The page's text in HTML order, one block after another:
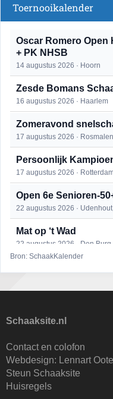
Toernooikalender
Oscar Romero Open
+ PK NHSB
14 augustus 2026 · Hoorn
Zesde Bomans
16 augustus 2026 · Haarlem
Zomeravond
17 augustus 2026 · Rosmalen
Persoonlijk
17 augustus 2026 ·
Open 6e Senioren-
22 augustus 2026 ·
Mat op ‘t Wad
22 augustus 2026 · Den
23 augustus 2026 · Utrecht
25 augustus 2026 ·
28 augustus 2026 · Assen
Bron: SchaakKalender
Schaaksite.nl
Contact en colofon
Webdesign: Lennart
Steun Schaaksite
Huisregels